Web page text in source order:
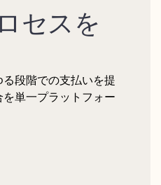
セスを
段階での支払いを提
単一プラットフォー